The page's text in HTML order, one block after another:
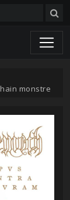
monstre